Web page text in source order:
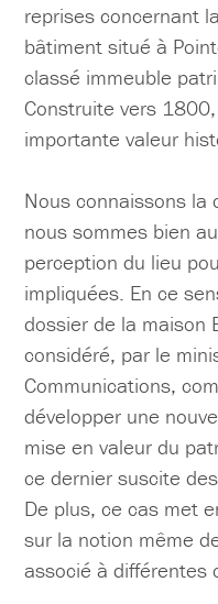
reprises concernant
bâtiment situé à
classé immeuble
Construite vers
importante valeur
Nous connaissons la
nous sommes bien
perception du lieu
impliquées. En ce
dossier de la maison
considéré, par le
Communications,
développer une
mise en valeur du
ce dernier suscite
De plus, ce cas met
sur la notion même
associé à différentes